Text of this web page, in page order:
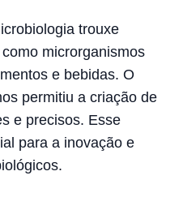
trouxe
microrganismos
e bebidas. O
permitiu a criação de
e precisos. Esse
para a inovação e